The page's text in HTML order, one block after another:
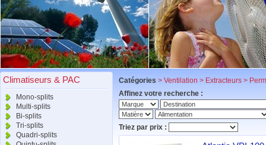
Climatiseurs & PAC
Mono-splits
Multi-splits
Bi-splits
Tri-splits
Quadri-splits
Catégories > Ventilation > Extracteurs >
Affinez votre recherche :
Triez par prix :